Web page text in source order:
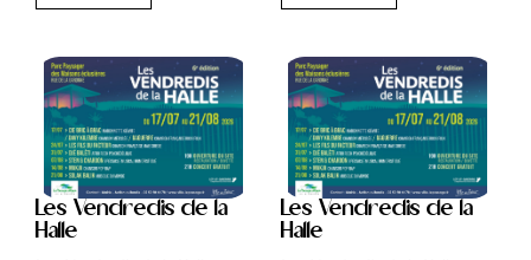
Les Vendredis de la
Halle
Les Vendredis de la
Halle